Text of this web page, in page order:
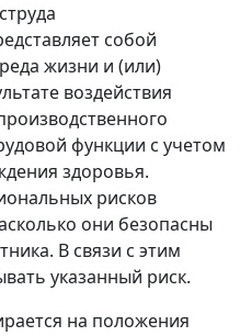
собой
жизни и (или)
воздействия
функции с учетом
здоровья.
рисков
они безопасны
В связи с этим
указанный риск.
на положения